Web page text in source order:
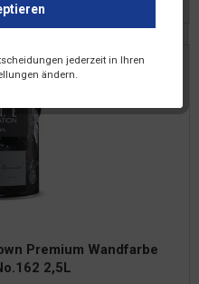
jederzeit in Ihren
ändern.
Premium Wandfarbe
2,5L